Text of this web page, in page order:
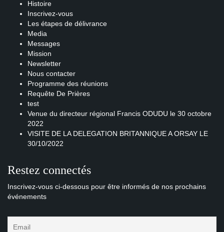
Histoire
Inscrivez-vous
Les étapes de délivrance
Media
Messages
Mission
Newsletter
Nous contacter
Programme des réunions
Requête De Prières
test
Venue du directeur régional Francis ODUDU le 30 octobre
2022
VISITE DE LA DELEGATION BRITANNIQUE A ORSAY LE
30/10/2022
Restez connectés
Inscrivez-vous ci-dessous pour être informés de nos prochains
événements